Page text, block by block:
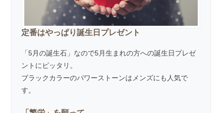
定番はやっぱり誕生日プレゼント
「5月の誕生石」なので5月生まれの方への誕生日プレゼ
ントにピッタリ。
ブラックカラーのパワーストーンはメンズにも人気で
す。